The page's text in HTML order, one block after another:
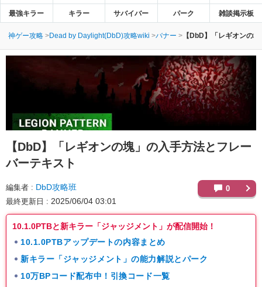
最強キラー キラー サバイバー パーク 雑談掲示板
神ゲー攻略 Dead by Daylight(DbD)攻略wiki バナー 【DbD】「レギオンの
【DbD】
「レギオンの塊」の入手方法とフレー
バーテキスト
編集者 DbD攻略班
最終更新日 2025/06/04 03:01
0
10.1.0PTBと新キラー「ジャッジメント」が配信開始！
10.1.0PTBアップデートの内容まとめ
新キラー「ジャッジメント」の能力解説とパーク
10万BPコード配布中！引換コード一覧